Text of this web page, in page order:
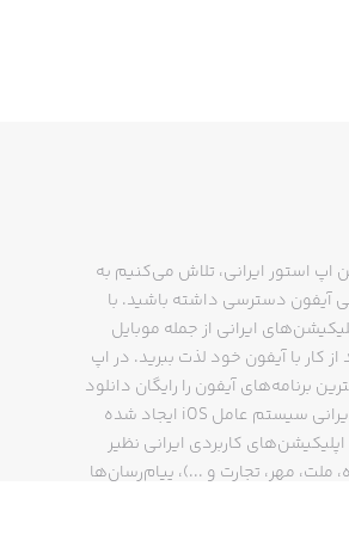
اپ استور ایرانی، تلاش می‌کنیم به
آیفون دسترسی داشته باشید. با
ایرانی از جمله موبایل
کار با آیفون خود لذت ببرید. در اپ
برنامه‌های آیفون را رایگان دانلود
کنید و از مشکلاتی که برای کاربران ایرانی سیستم عامل iOS ایجاد شده
کاربردی ایرانی نظیر
ملت، مهر، تجارت و ...)، پیام‌رسان‌ها